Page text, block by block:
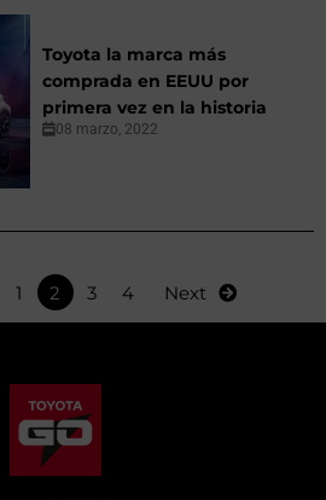
Toyota la marca más
comprada en EEUU por
primera vez en la historia
08 marzo, 2022
1 2 3 4 Next